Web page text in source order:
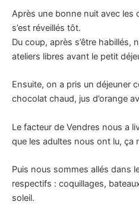
Après une bonne nuit avec les
s’est réveillés tôt.
Du coup, après s’être habillés,
ateliers libres avant le petit
Ensuite, on a pris un déjeuner
chocolat chaud, jus d’orange
Le facteur de Vendres nous a
que les adultes nous ont lu, ça
Puis nous sommes allés dans
respectifs : coquillages,
soleil.